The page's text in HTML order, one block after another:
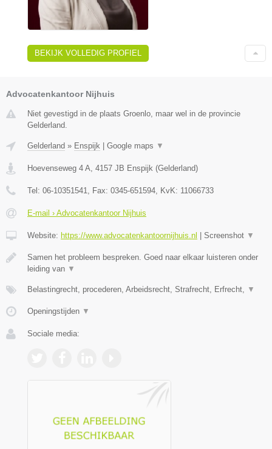
BEKIJK VOLLEDIG PROFIEL
Advocatenkantoor Nijhuis
Niet gevestigd in de plaats Groenlo, maar wel in de provincie
Gelderland.
Gelderland » Enspijk Google maps ▼
Hoevenseweg 4 A 4157 JB Enspijk (Gelderland)
Tel: 06-10351541 , Fax: 0345-651594 , KvK: 11066733
E-mail › Advocatenkantoor Nijhuis
Website: https://www.advocatenkantoornijhuis.nl Screenshot ▼
Samen het probleem bespreken. Goed naar elkaar luisteren onder
leiding van ▼
Belastingrecht, procederen, Arbeidsrecht, Strafrecht, Erfrecht, ▼
Openingstijden ▼
Sociale media: